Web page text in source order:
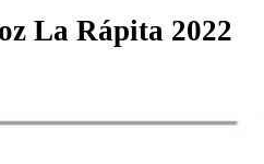
La Rápita 2022